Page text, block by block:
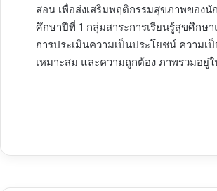
สอน เพื่อส่งเสริมพฤติกรรมสุขภาพของนั
ศึกษาปีที่ 1 กลุ่มสาระการเรียนรู้สุขศึกษ
การประเมินความเป็นประโยชน์ ความเ
เหมาะสม และความถูกต้อง ภาพรวมอยู่